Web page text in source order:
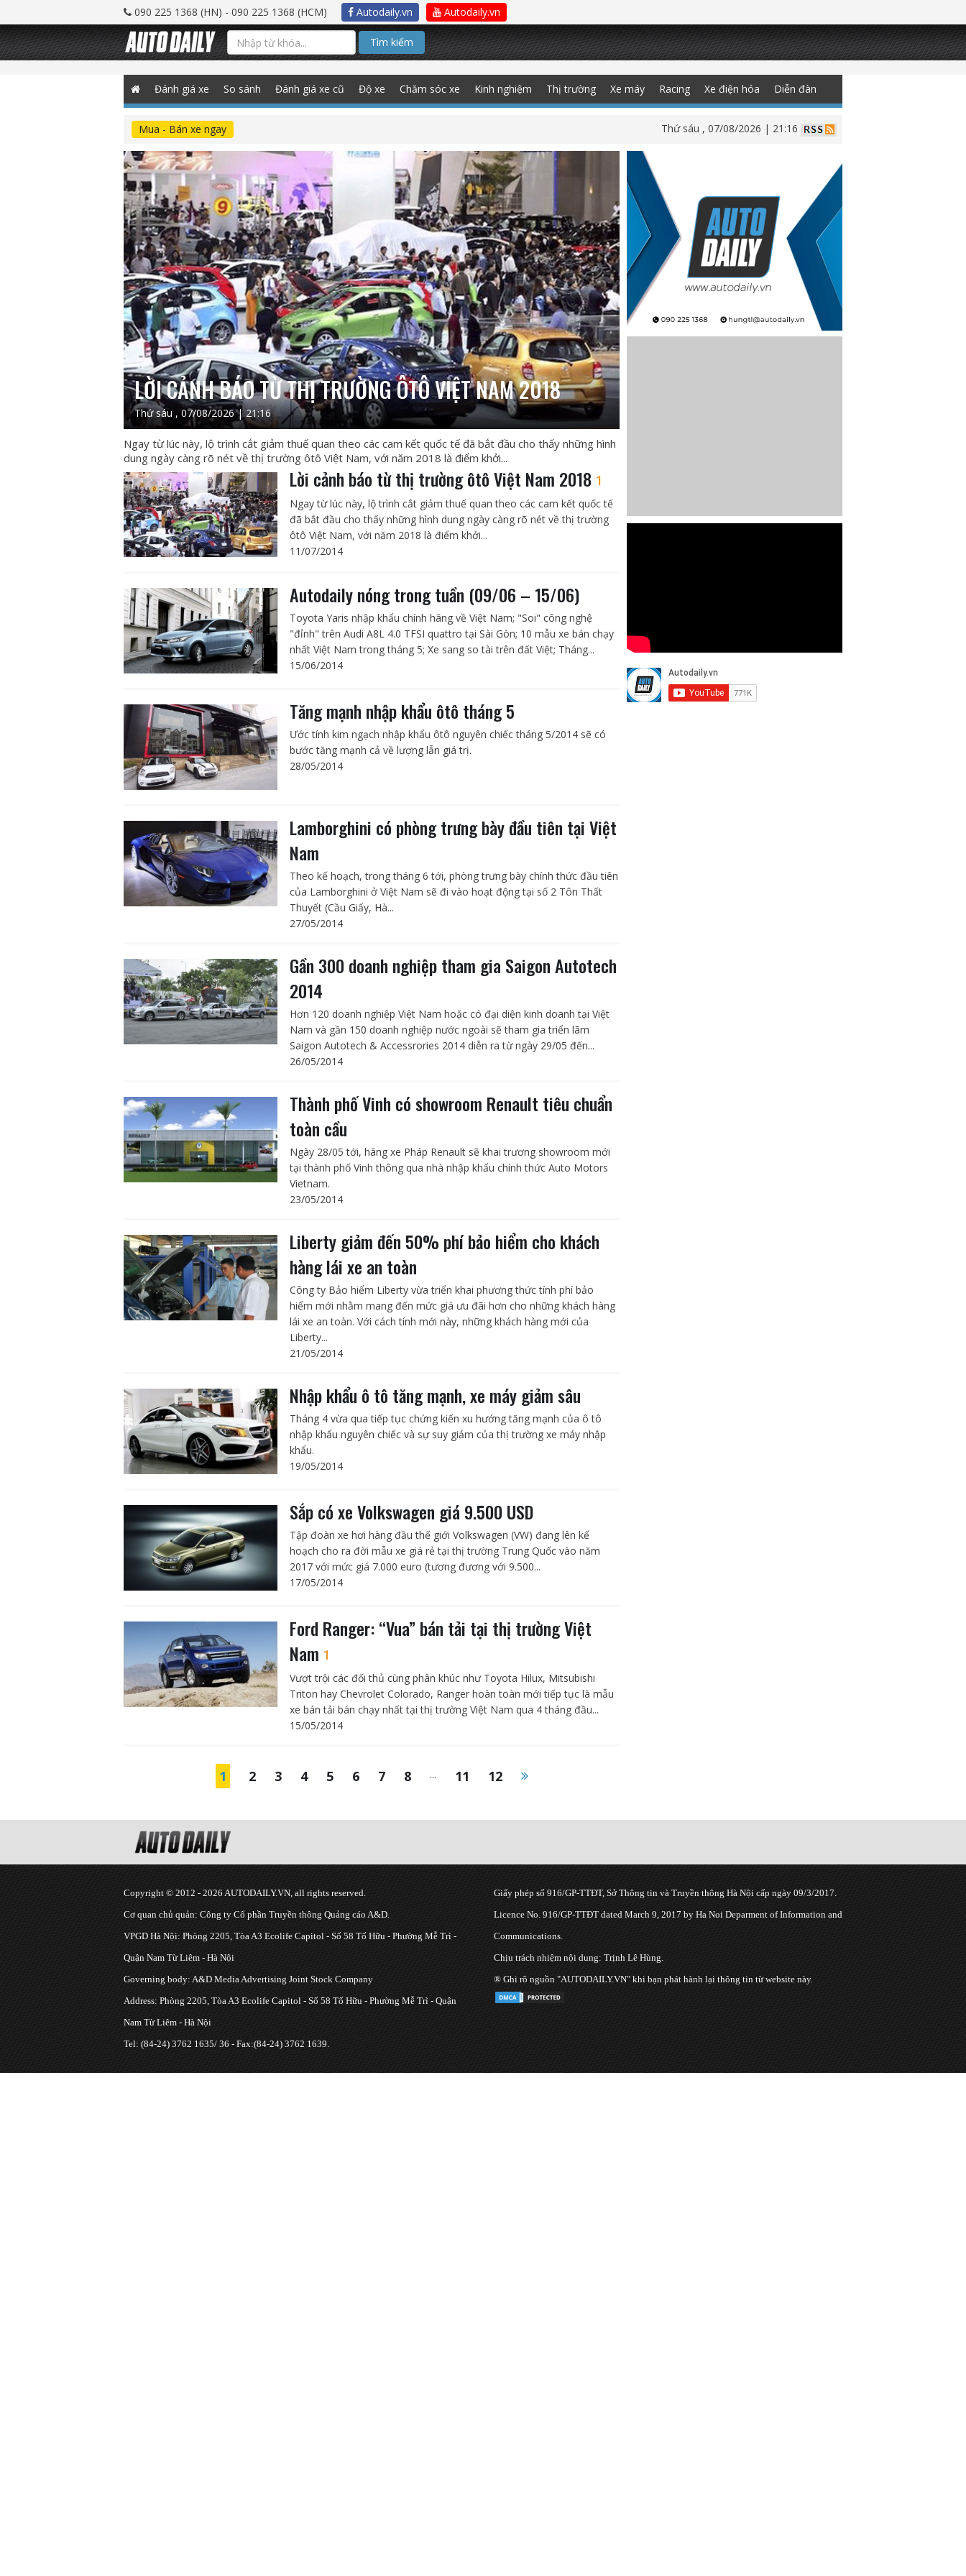
090 225 1368 (HN) - 090 225 1368 (HCM) Autodaily.vn Autodaily.vn
Tìm kiếm
Đánh giá xe So sánh Đánh giá xe cũ Độ xe Chăm sóc xe Kinh nghiệm Thị trường Xe máy Racing Xe điện hóa Diễn đàn
Mua - Bán xe ngay Thứ sáu , 07/08/2026 | 21:16
LỜI CẢNH BÁO TỪ THỊ TRƯỜNG ÔTÔ VIỆT NAM 2018
Thứ sáu , 07/08/2026 | 21:16
Ngay từ lúc này, lộ trình cắt giảm thuế quan theo các cam kết quốc tế đã bắt đầu cho thấy những hình
dung ngày càng rõ nét về thị trường ôtô Việt Nam, với năm 2018 là điểm khởi...
Lời cảnh báo từ thị trường ôtô Việt Nam 2018 1
Ngay từ lúc này, lộ trình cắt giảm thuế quan theo các cam kết quốc tế
đã bắt đầu cho thấy những hình dung ngày càng rõ nét về thị trường
ôtô Việt Nam, với năm 2018 là điểm khởi...
11/07/2014
Autodaily nóng trong tuần (09/06 – 15/06)
Toyota Yaris nhập khẩu chính hãng về Việt Nam; "Soi" công nghệ
"đỉnh" trên Audi A8L 4.0 TFSI quattro tại Sài Gòn; 10 mẫu xe bán chạy
nhất Việt Nam trong tháng 5; Xe sang so tài trên đất Việt; Tháng...
15/06/2014
Tăng mạnh nhập khẩu ôtô tháng 5
Ước tính kim ngạch nhập khẩu ôtô nguyên chiếc tháng 5/2014 sẽ có
bước tăng mạnh cả về lượng lẫn giá trị.
28/05/2014
Lamborghini có phòng trưng bày đầu tiên tại Việt
Nam
Theo kế hoạch, trong tháng 6 tới, phòng trưng bày chính thức đầu tiên
của Lamborghini ở Việt Nam sẽ đi vào hoạt động tại số 2 Tôn Thất
Thuyết (Cầu Giấy, Hà...
27/05/2014
Gần 300 doanh nghiệp tham gia Saigon Autotech
2014
Hơn 120 doanh nghiệp Việt Nam hoặc có đại diện kinh doanh tại Việt
Nam và gần 150 doanh nghiệp nước ngoài sẽ tham gia triển lãm
Saigon Autotech & Accessrories 2014 diễn ra từ ngày 29/05 đến...
26/05/2014
Thành phố Vinh có showroom Renault tiêu chuẩn
toàn cầu
Ngày 28/05 tới, hãng xe Pháp Renault sẽ khai trương showroom mới
tại thành phố Vinh thông qua nhà nhập khẩu chính thức Auto Motors
Vietnam.
23/05/2014
Liberty giảm đến 50% phí bảo hiểm cho khách
hàng lái xe an toàn
Công ty Bảo hiểm Liberty vừa triển khai phương thức tính phí bảo
hiểm mới nhằm mang đến mức giá ưu đãi hơn cho những khách hàng
lái xe an toàn. Với cách tính mới này, những khách hàng mới của
Liberty...
21/05/2014
Nhập khẩu ô tô tăng mạnh, xe máy giảm sâu
Tháng 4 vừa qua tiếp tục chứng kiến xu hướng tăng mạnh của ô tô
nhập khẩu nguyên chiếc và sự suy giảm của thị trường xe máy nhập
khẩu.
19/05/2014
Sắp có xe Volkswagen giá 9.500 USD
Tập đoàn xe hơi hàng đầu thế giới Volkswagen (VW) đang lên kế
hoạch cho ra đời mẫu xe giá rẻ tại thị trường Trung Quốc vào năm
2017 với mức giá 7.000 euro (tương đương với 9.500...
17/05/2014
Ford Ranger: “Vua” bán tải tại thị trường Việt
Nam 1
Vượt trội các đối thủ cùng phân khúc như Toyota Hilux, Mitsubishi
Triton hay Chevrolet Colorado, Ranger hoàn toàn mới tiếp tục là mẫu
xe bán tải bán chạy nhất tại thị trường Việt Nam qua 4 tháng đầu...
15/05/2014
1 2 3 4 5 6 7 8 ... 11 12
Copyright © 2012 - 2026 AUTODAILY.VN, all rights reserved.
Cơ quan chủ quản: Công ty Cổ phần Truyền thông Quảng cáo A&D.
VPGD Hà Nội: Phòng 2205, Tòa A3 Ecolife Capitol - Số 58 Tố Hữu - Phường Mễ Trì -
Quận Nam Từ Liêm - Hà Nội
Governing body: A&D Media Advertising Joint Stock Company
Address: Phòng 2205, Tòa A3 Ecolife Capitol - Số 58 Tố Hữu - Phường Mễ Trì - Quận
Nam Từ Liêm - Hà Nội
Tel: (84-24) 3762 1635/ 36 - Fax:(84-24) 3762 1639.
Giấy phép số 916/GP-TTĐT, Sở Thông tin và Truyền thông Hà Nội cấp ngày 09/3/2017.
Licence No. 916/GP-TTĐT dated March 9, 2017 by Ha Noi Deparment of Information and
Communications.
Chịu trách nhiệm nội dung: Trịnh Lê Hùng.
® Ghi rõ nguồn "AUTODAILY.VN" khi bạn phát hành lại thông tin từ website này.